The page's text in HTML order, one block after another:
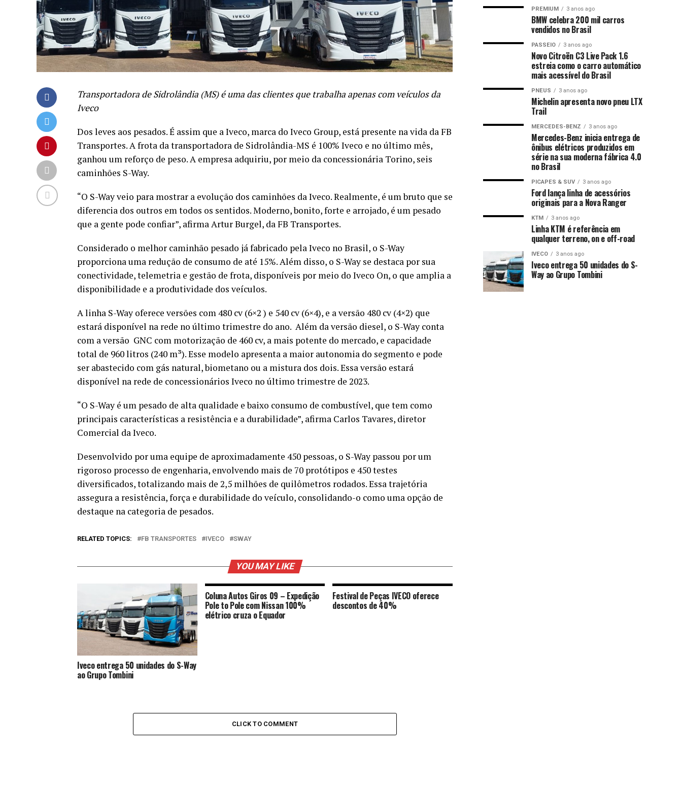
Transportadora de Sidrolândia (MS) é uma das clientes que trabalha apenas com veículos da
Iveco
Dos leves aos pesados. É assim que a Iveco, marca do Iveco Group, está presente na vida da FB
Transportes. A frota da transportadora de Sidrolândia-MS é 100% Iveco e no último mês,
ganhou um reforço de peso. A empresa adquiriu, por meio da concessionária Torino, seis
caminhões S-Way.
“O S-Way veio para mostrar a evolução dos caminhões da Iveco. Realmente, é um bruto que se
diferencia dos outros em todos os sentidos. Moderno, bonito, forte e arrojado, é um pesado
que a gente pode confiar”, afirma Artur Burgel, da FB Transportes.
Considerado o melhor caminhão pesado já fabricado pela Iveco no Brasil, o S-Way
proporciona uma redução de consumo de até 15%. Além disso, o S-Way se destaca por sua
conectividade, telemetria e gestão de frota, disponíveis por meio do Iveco On, o que amplia a
disponibilidade e a produtividade dos veículos.
A linha S-Way oferece versões com 480 cv (6×2 ) e 540 cv (6×4), e a versão 480 cv (4×2) que
estará disponível na rede no último trimestre do ano. Além da versão diesel, o S-Way conta
com a versão GNC com motorização de 460 cv, a mais potente do mercado, e capacidade
total de 960 litros (240 m³). Esse modelo apresenta a maior autonomia do segmento e pode
ser abastecido com gás natural, biometano ou a mistura dos dois. Essa versão estará
disponível na rede de concessionários Iveco no último trimestre de 2023.
“O S-Way é um pesado de alta qualidade e baixo consumo de combustível, que tem como
principais características a resistência e a durabilidade”, afirma Carlos Tavares, diretor
Comercial da Iveco.
Desenvolvido por uma equipe de aproximadamente 450 pessoas, o S-Way passou por um
rigoroso processo de engenharia, envolvendo mais de 70 protótipos e 450 testes
diversificados, totalizando mais de 2,5 milhões de quilômetros rodados. Essa trajetória
assegura a resistência, força e durabilidade do veículo, consolidando-o como uma opção de
destaque na categoria de pesados.
RELATED TOPICS: FB TRANSPORTES IVECO SWAY
YOU MAY LIKE
Iveco entrega 50 unidades do S-Way
ao Grupo Tombini
Coluna Autos Giros 09 – Expedição
Pole to Pole com Nissan 100%
elétrico cruza o Equador
Festival de Peças IVECO oferece
descontos de 40%
CLICK TO COMMENT
PREMIUM 3 anos ago
BMW celebra 200 mil carros
vendidos no Brasil
PASSEIO 3 anos ago
Novo Citroën C3 Live Pack 1.6
estreia como o carro automático
mais acessível do Brasil
PNEUS 3 anos ago
Michelin apresenta novo pneu LTX
Trail
MERCEDES-BENZ 3 anos ago
Mercedes-Benz inicia entrega de
ônibus elétricos produzidos em
série na sua moderna fábrica 4.0
no Brasil
PICAPES & SUV 3 anos ago
Ford lança linha de acessórios
originais para a Nova Ranger
KTM 3 anos ago
Linha KTM é referência em
qualquer terreno, on e off-road
IVECO 3 anos ago
Iveco entrega 50 unidades do S-
Way ao Grupo Tombini